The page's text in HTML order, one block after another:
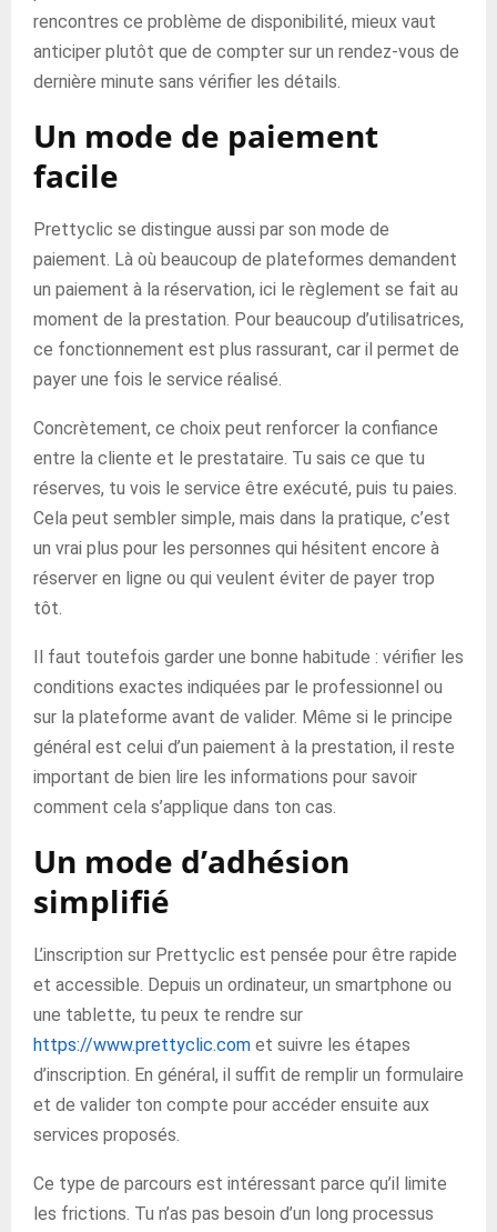
rencontres ce problème de disponibilité, mieux vaut
anticiper plutôt que de compter sur un rendez-vous de
dernière minute sans vérifier les détails.
Un mode de paiement
facile
Prettyclic se distingue aussi par son mode de
paiement. Là où beaucoup de plateformes demandent
un paiement à la réservation, ici le règlement se fait au
moment de la prestation. Pour beaucoup d’utilisatrices,
ce fonctionnement est plus rassurant, car il permet de
payer une fois le service réalisé.
Concrètement, ce choix peut renforcer la confiance
entre la cliente et le prestataire. Tu sais ce que tu
réserves, tu vois le service être exécuté, puis tu paies.
Cela peut sembler simple, mais dans la pratique, c’est
un vrai plus pour les personnes qui hésitent encore à
réserver en ligne ou qui veulent éviter de payer trop
tôt.
Il faut toutefois garder une bonne habitude : vérifier les
conditions exactes indiquées par le professionnel ou
sur la plateforme avant de valider. Même si le principe
général est celui d’un paiement à la prestation, il reste
important de bien lire les informations pour savoir
comment cela s’applique dans ton cas.
Un mode d’adhésion
simplifié
L’inscription sur Prettyclic est pensée pour être rapide
et accessible. Depuis un ordinateur, un smartphone ou
une tablette, tu peux te rendre sur
https://www.prettyclic.com et suivre les étapes
d’inscription. En général, il suffit de remplir un formulaire
et de valider ton compte pour accéder ensuite aux
services proposés.
Ce type de parcours est intéressant parce qu’il limite
les frictions. Tu n’as pas besoin d’un long processus